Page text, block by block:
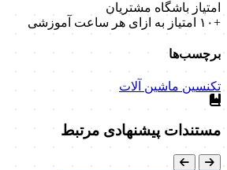
امتیاز باشگاه مشتریان
+۱۰ امتیاز
به ازای هر ساعت آموزشی
برچسب‌ها
تکنسین ماشین آلات
مستندات پیشنهادی مرتبط